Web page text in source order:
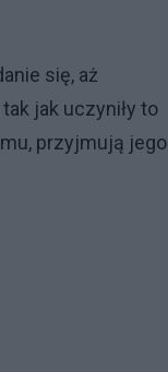
się, aż
jak uczyniły to
przyjmują jego